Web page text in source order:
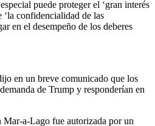
puede proteger el ‘gran interés
‘la confidencialidad de las
en el desempeño de los deberes
en un breve comunicado que los
de Trump y responderían en
a-Lago fue autorizada por un